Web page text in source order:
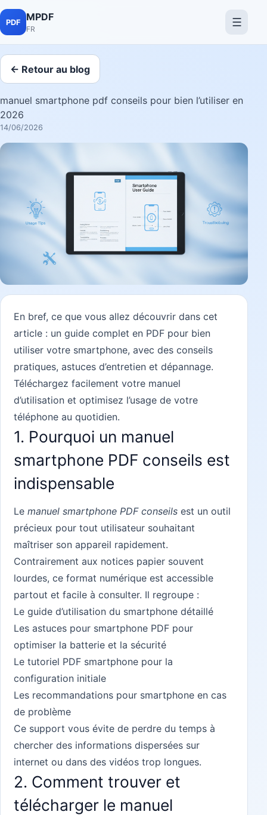
PDF MPDF
FR ☰
← Retour au blog
manuel smartphone pdf conseils pour bien l’utiliser en
2026
14/06/2026
En bref, ce que vous allez découvrir dans cet
article : un guide complet en PDF pour bien
utiliser votre smartphone, avec des conseils
pratiques, astuces d’entretien et dépannage.
Téléchargez facilement votre manuel
d’utilisation et optimisez l’usage de votre
téléphone au quotidien.
1. Pourquoi un manuel
smartphone PDF conseils est
indispensable
Lemanuel smartphone PDF conseils est un outil
précieux pour tout utilisateur souhaitant
maîtriser son appareil rapidement.
Contrairement aux notices papier souvent
lourdes, ce format numérique est accessible
partout et facile à consulter. Il regroupe :
Le guide d’utilisation du smartphone détaillé
Les astuces pour smartphone PDF pour
optimiser la batterie et la sécurité
Le tutoriel PDF smartphone pour la
configuration initiale
Les recommandations pour smartphone en cas
de problème
Ce support vous évite de perdre du temps à
chercher des informations dispersées sur
internet ou dans des vidéos trop longues.
2. Comment trouver et
télécharger le manuel